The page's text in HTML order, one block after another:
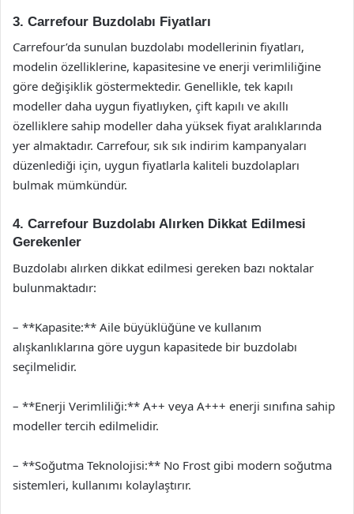
3. Carrefour Buzdolabı Fiyatları
Carrefour’da sunulan buzdolabı modellerinin fiyatları,
modelin özelliklerine, kapasitesine ve enerji verimliliğine
göre değişiklik göstermektedir. Genellikle, tek kapılı
modeller daha uygun fiyatlıyken, çift kapılı ve akıllı
özelliklere sahip modeller daha yüksek fiyat aralıklarında
yer almaktadır. Carrefour, sık sık indirim kampanyaları
düzenlediği için, uygun fiyatlarla kaliteli buzdolapları
bulmak mümkündür.
4. Carrefour Buzdolabı Alırken Dikkat Edilmesi
Gerekenler
Buzdolabı alırken dikkat edilmesi gereken bazı noktalar
bulunmaktadır:
– **Kapasite:** Aile büyüklüğüne ve kullanım
alışkanlıklarına göre uygun kapasitede bir buzdolabı
seçilmelidir.
– **Enerji Verimliliği:** A++ veya A+++ enerji sınıfına sahip
modeller tercih edilmelidir.
– **Soğutma Teknolojisi:** No Frost gibi modern soğutma
sistemleri, kullanımı kolaylaştırır.